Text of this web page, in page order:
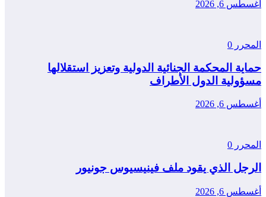
أغسطس 6, 2026
المحرر 0
حماية المحكمة الجنائية الدولية وتعزيز استقلالها
مسؤولية الدول الأطراف
أغسطس 6, 2026
المحرر 0
الرجل الذي يقود ملف فينيسيوس جونيور
أغسطس 6, 2026